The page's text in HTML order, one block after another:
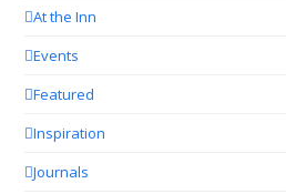
At the Inn
Events
Featured
Inspiration
Journals